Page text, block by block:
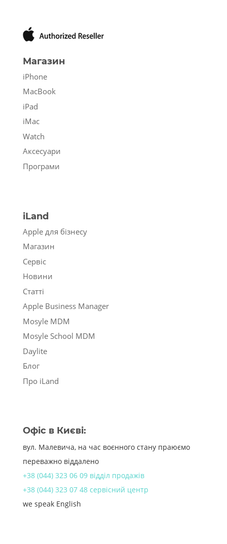
Магазин
iPhone
MacBook
iPad
iMac
Watch
Аксесуари
Програми
iLand
Apple для бізнесу
Магазин
Сервіс
Новини
Статті
Apple Business Manager
Mosyle MDM
Mosyle School MDM
Daylite
Блог
Про iLand
Офіс в Києві:
вул. Малевича, на час воєнного стану праюємо
переважно віддалено
+38 (044) 323 06 09 відділ продажів
+38 (044) 323 07 48 сервісний центр
we speak English